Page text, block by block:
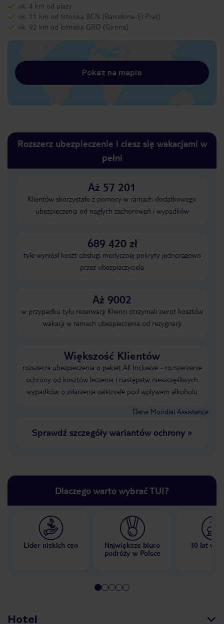
ok. 4 km od plaży
ok. 11 km od lotniska BCN (Barcelona-El Prat)
ok. 92 km od lotniska GRO (Girona)
Pokaż na mapie
Rozszerz ubezpieczenie i ciesz się wakacjami w
pełni
Aż 57 201
Klientów skorzystało z pomocy w ramach dodatkowego
ubezpieczenia od nagłych zachorowań i wypadków
689 420 zł
tyle wyniósł koszt obsługi medycznej pokryty jednorazowo
przez ubezpieczyciela
Aż 9002
w przypadku tylu rezerwacji Klienci otrzymali zwrot kosztów
wakacji w ramach ubezpieczenia od rezygnacji
Większość Klientów
rozszerza ubezpieczenia o pakiet All Inclusive - rozszerzenie
ochrony od kosztów leczenia i następstw nieszczęśliwych
wypadków o zdarzenia zaistniałe pod wpływem alkoholu
Dane Mondial Assistance
Sprawdź szczegóły wariantów ochrony»
Dlaczego warto wybrać TUI?
Lider niskich cen
Największe biuro
podróży w Polsce
30 lat w
Hotel